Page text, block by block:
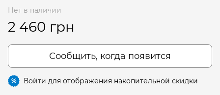
Нет в наличии
2 460 грн
Сообщить, когда появится
% Войти для отображения накопительной скидки